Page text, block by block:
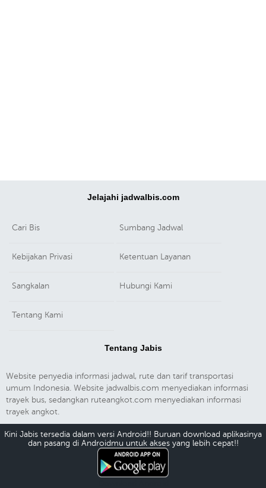
Jelajahi jadwalbis.com
Cari Bis Sumbang Jadwal
Kebijakan Privasi Ketentuan Layanan
Sangkalan Hubungi Kami
Tentang Kami
Tentang Jabis
Website penyedia informasi jadwal, rute dan tarif transportasi
umum Indonesia. Website jadwalbis.com menyediakan informasi
trayek bus, sedangkan ruteangkot.com menyediakan informasi
trayek angkot.
Kini Jabis tersedia dalam versi Android!! Buruan download aplikasinya
dan pasang di Androidmu untuk akses yang lebih cepat!!